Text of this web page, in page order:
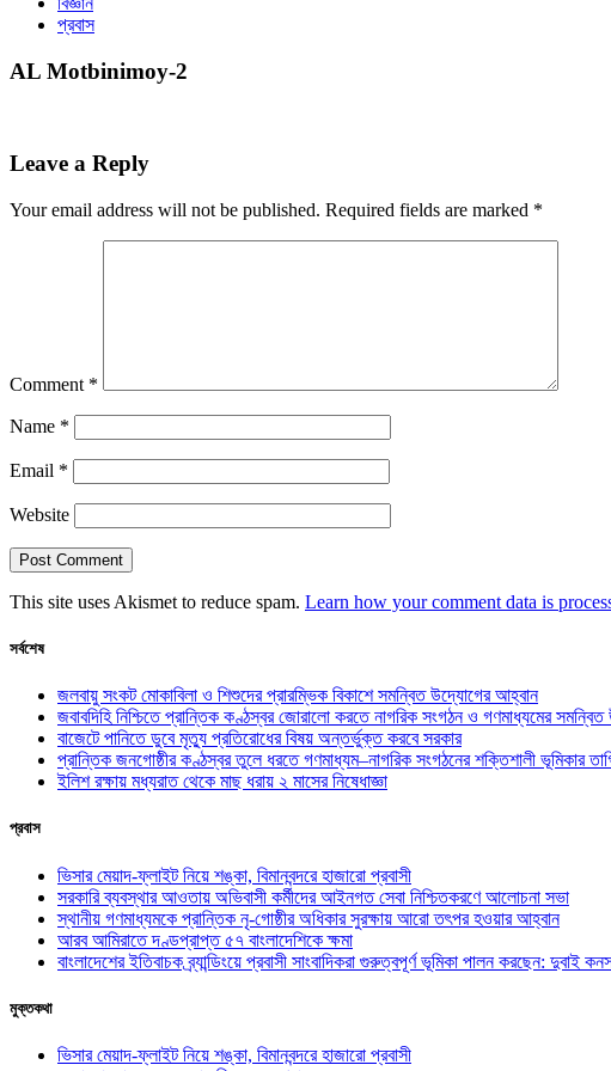
প্রবাস
AL Motbinimoy-2
Leave a Reply
Your email address will not be published. Required fields are marked *
Comment *
Name *
Email *
Website
This site uses Akismet to reduce spam. Learn how your comment data is
সর্বশেষ
জলবায়ু সংকট মোকাবিলা ও শিশুদের প্রারম্ভিক বিকাশে সমন্বিত উদ্যোগের আহ্বান
জবাবদিহি নিশ্চিতে প্রান্তিক কণ্ঠস্বর জোরালো করতে নাগরিক সংগঠন ও গণমাধ্যমের
বাজেটে পানিতে ডুবে মৃত্যু প্রতিরোধের বিষয় অন্তর্ভুক্ত করবে সরকার
প্রান্তিক জনগোষ্ঠীর কণ্ঠস্বর তুলে ধরতে গণমাধ্যম–নাগরিক সংগঠনের শক্তিশালী ভূমিকার
ইলিশ রক্ষায় মধ্যরাত থেকে মাছ ধরায় ২ মাসের নিষেধাজ্ঞা
প্রবাস
ভিসার মেয়াদ-ফ্লাইট নিয়ে শঙ্কা, বিমানবন্দরে হাজারো প্রবাসী
সরকারি ব্যবস্থার আওতায় অভিবাসী কর্মীদের আইনগত সেবা নিশ্চিতকরণে আলোচনা সভা
স্থানীয় গণমাধ্যমকে প্রান্তিক নৃ-গোষ্ঠীর অধিকার সুরক্ষায় আরো তৎপর হওয়ার আহ্বান
আরব আমিরাতে দণ্ডপ্রাপ্ত ৫৭ বাংলাদেশিকে ক্ষমা
বাংলাদেশের ইতিবাচক ব্র্যান্ডিংয়ে প্রবাসী সাংবাদিকরা গুরুত্বপূর্ণ ভূমিকা পালন করছেন: দুবাই
মুক্তকথা
ভিসার মেয়াদ-ফ্লাইট নিয়ে শঙ্কা, বিমানবন্দরে হাজারো প্রবাসী